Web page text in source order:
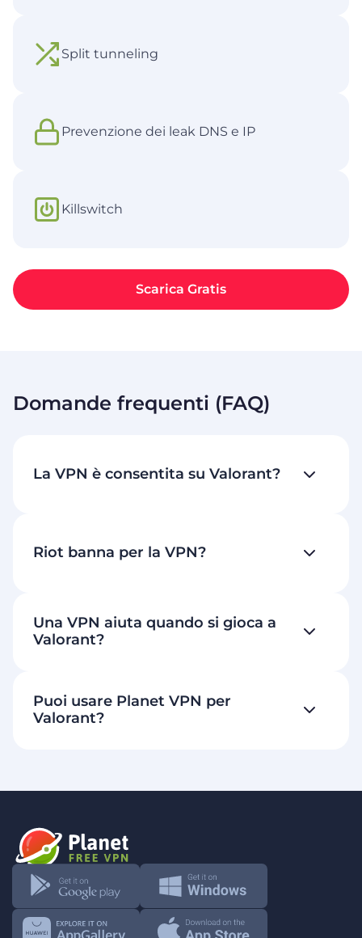
Split tunneling
Prevenzione dei leak DNS e IP
Killswitch
Scarica Gratis
Domande frequenti (FAQ)
La VPN è consentita su Valorant?
Riot banna per la VPN?
Una VPN aiuta quando si gioca a
Valorant?
Puoi usare Planet VPN per
Valorant?